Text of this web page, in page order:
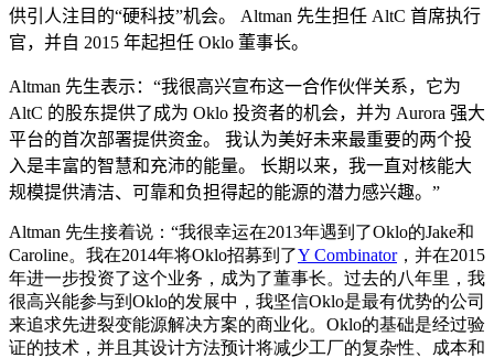
供引人注目的“硬科技”机会。
Altman 先生担任 AltC 首席执行
官，并自 2015 年起担任 Oklo 董事长。
Altman 先生表示：“我很高兴宣布这一合作伙伴关系，它为
AltC 的股东提供了成为 Oklo 投资者的机会，并为 Aurora 强大
平台的首次部署提供资金。
我认为美好未来最重要的两个投
入是丰富的智慧和充沛的能量。
长期以来，我一直对核能大
规模提供清洁、可靠和负担得起的能源的潜力感兴趣。”
Altman 先生接着说：“我很幸运在2013年遇到了Oklo的Jake和
Caroline。我在2014年将Oklo招募到了Y Combinator，并在2015
年进一步投资了这个业务，成为了董事长。过去的八年里，我
很高兴能参与到Oklo的发展中，我坚信Oklo是最有优势的公司
来追求先进裂变能源解决方案的商业化。Oklo的基础是经过验
证的技术，并且其设计方法预计将减少工厂的复杂性、成本和